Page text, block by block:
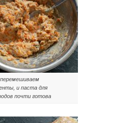
и паста для
почти готова